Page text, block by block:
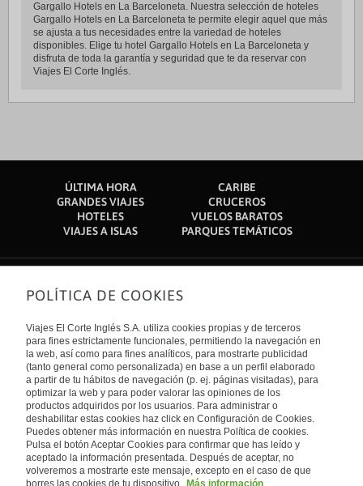
Gargallo Hotels en La Barceloneta. Nuestra selección de hoteles
Gargallo Hotels en La Barceloneta te permite elegir aquel que más
se ajusta a tus necesidades entre la variedad de hoteles
disponibles. Elige tu hotel Gargallo Hotels en La Barceloneta y
disfruta de toda la garantía y seguridad que te da reservar con
Viajes El Corte Inglés.
ÚLTIMA HORA
CARIBE
GRANDES VIAJES
CRUCEROS
HOTELES
VUELOS BARATOS
VIAJES A ISLAS
PARQUES TEMÁTICOS
Sobre nosotros
Quiénes somos
Financiación
Sostenibilidad
Turismo accesible
Tarjeta El Corte Inglés
Trabaja con nosotros
El Corte Inglés
Canal Ético
Enlaces de interés
Guías de viaje
Catálogos
Auto check-in
Condiciones Generales
Política de privacidad
Política de cookies
Accesibilidad
Empresas/ Grupos
Internacional
España
Visita nuestro blog
POLÍTICA DE COOKIES
Viajes El Corte Inglés S.A. utiliza cookies propias y de terceros
para fines estrictamente funcionales, permitiendo la navegación en
la web, así como para fines analíticos, para mostrarte publicidad
(tanto general como personalizada) en base a un perfil elaborado
a partir de tu hábitos de navegación (p. ej. páginas visitadas), para
optimizar la web y para poder valorar las opiniones de los
productos adquiridos por los usuarios. Para administrar o
deshabilitar estas cookies haz click en Configuración de Cookies.
Puedes obtener más información en nuestra Política de cookies.
Pulsa el botón Aceptar Cookies para confirmar que has leído y
aceptado la información presentada. Después de aceptar, no
volveremos a mostrarte este mensaje, excepto en el caso de que
borres las cookies de tu dispositivo.
Más información